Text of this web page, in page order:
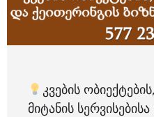
ᲙᲕᲔᲑᲘᲡ ᲝᲑᲘᲔᲥᲢᲔᲑᲘᲡ,
ᲛᲘᲢᲐᲜᲘᲡ